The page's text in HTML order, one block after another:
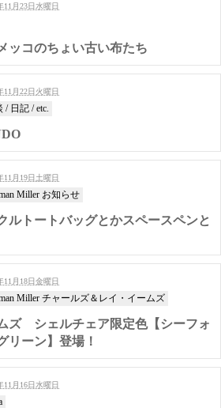
11月23日水曜日
ッコのちょい古い布たち
11月22日火曜日
/ 日記 / etc.
11月19日土曜日
Miller お知らせ
ルトートバッグとかスペースペンと
11月18日金曜日
Miller チャールズ＆レイ・イームズ
ズ シェルチェア限定色【シーフォ
リーン】登場！
11月16日水曜日